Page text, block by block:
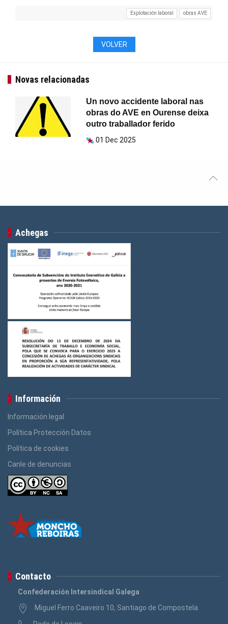
Explotación laboral obras AVE
VOLVER
Novas relacionadas
Un novo accidente laboral nas
obras do AVE en Ourense deixa
outro traballador ferido
01 Dec 2025
Achegas
Información
Información legal
Política Protección Datos
Política de cookies
Canle de denuncias
Contacto
Confederación Intersindical Galega
Miguel Ferro Caaveiro 10, Santiago de Compostela